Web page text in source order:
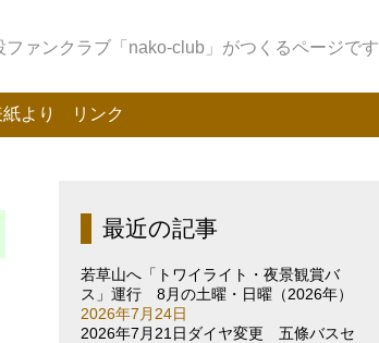
ファンクラブ「nako-club」がつくるページです
より リンク
最近の記事
若草山へ「トワイライト・夜景観賞バ
ス」運行 8月の土曜・日曜（2026年）
2026年7月24日
2026年7月21日ダイヤ変更 五條バスセ